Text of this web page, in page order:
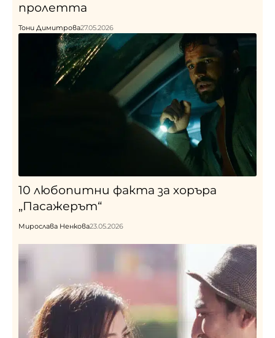
пролетта
Тони Димитрова27.05.2026
10 любопитни факта за хоръра
„Пасажерът“
Мирослава Ненкова23.05.2026